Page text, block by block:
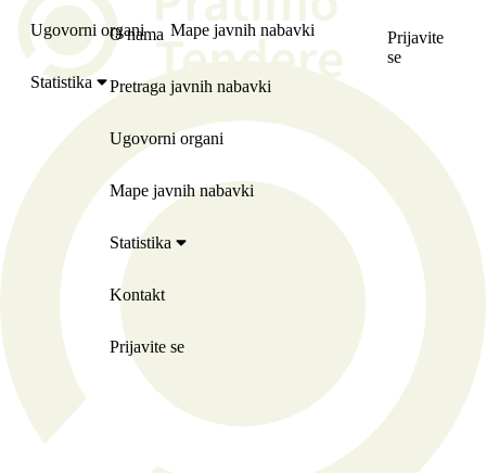
Ugovorni organi Mape javnih nabavki
Statistika
Prijavite
se
O nama
Pretraga javnih nabavki
Ugovorni organi
Mape javnih nabavki
Statistika
Kontakt
Prijavite se